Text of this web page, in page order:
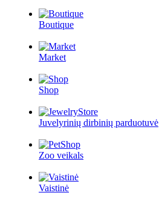
Boutique
Market
Shop
Juvelyrinių dirbinių parduotuvė
Zoo veikals
Vaistinė